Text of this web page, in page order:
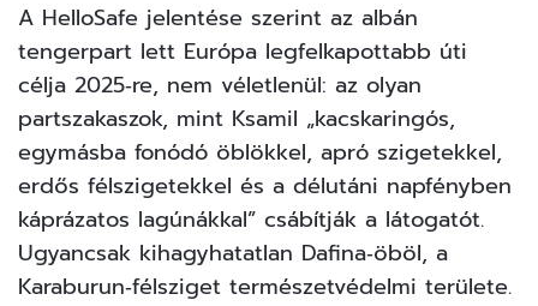
A HelloSafe jelentése szerint az albán
tengerpart lett Európa legfelkapottabb úti
célja 2025‑re, nem véletlenül: az olyan
partszakaszok, mint Ksamil „kacskaringós,
egymásba fonódó öblökkel, apró szigetekkel,
erdős félszigetekkel és a délutáni napfényben
káprázatos lagúnákkal” csábítják a látogatót.
Ugyancsak kihagyhatatlan Dafina‑öböl, a
Karaburun‑félsziget természetvédelmi területe.